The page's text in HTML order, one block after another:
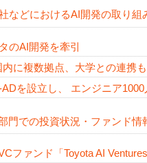
などにおけるAI開発の取り組
のAI開発を牽引
に複数拠点、大学との連携も
を設立し、 エンジニア1000
門での投資状況・ファンド情
ファンド「Toyota AI Ventures